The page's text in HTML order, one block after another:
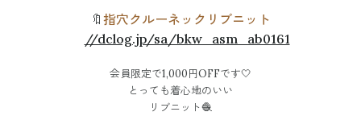
🔖 指穴クルーネックリブニット
//dclog.jp/sa/bkw_asm_ab0161
会員限定で1,000円OFFです🤍
とっても着心地のいい
リブニット🧶